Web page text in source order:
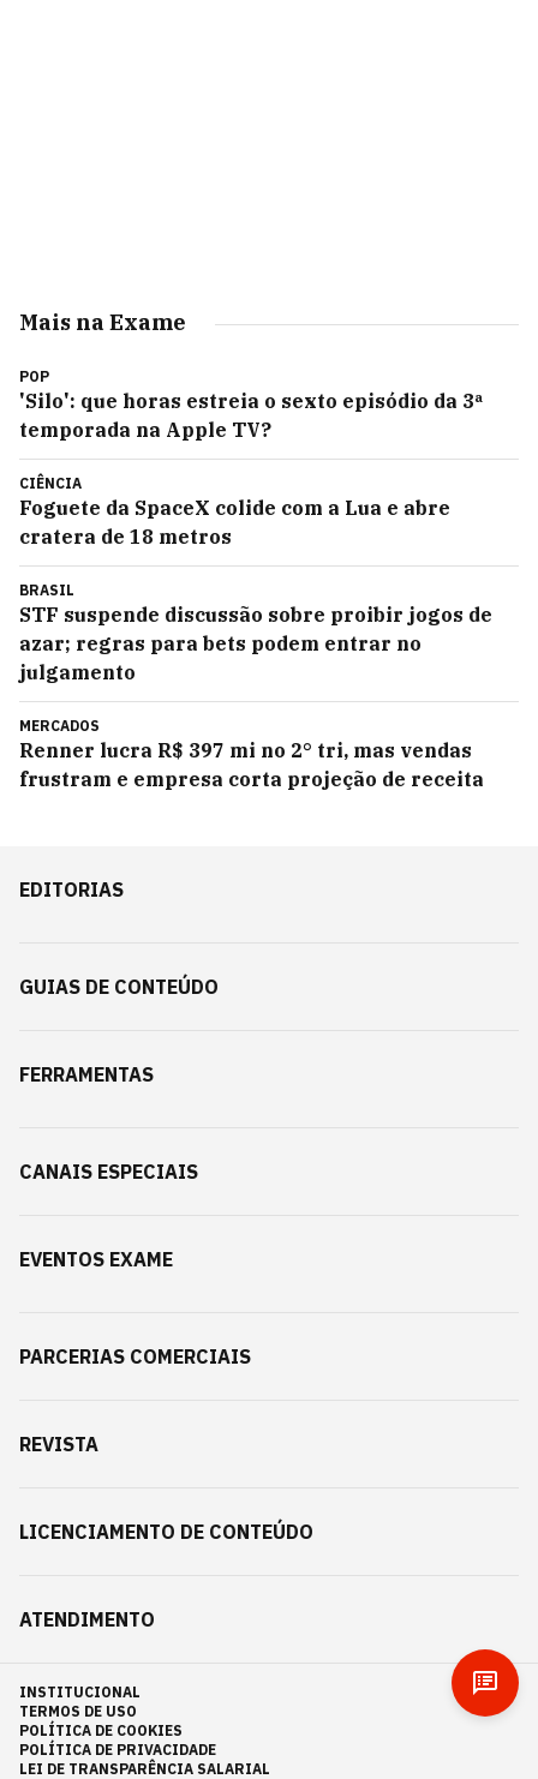
Mais na Exame
POP
'Silo': que horas estreia o sexto episódio da 3ª
temporada na Apple TV?
CIÊNCIA
Foguete da SpaceX colide com a Lua e abre
cratera de 18 metros
BRASIL
STF suspende discussão sobre proibir jogos de
azar; regras para bets podem entrar no
julgamento
MERCADOS
Renner lucra R$ 397 mi no 2° tri, mas vendas
frustram e empresa corta projeção de receita
EDITORIAS
GUIAS DE CONTEÚDO
FERRAMENTAS
CANAIS ESPECIAIS
EVENTOS EXAME
PARCERIAS COMERCIAIS
REVISTA
LICENCIAMENTO DE CONTEÚDO
ATENDIMENTO
INSTITUCIONAL
TERMOS DE USO
POLÍTICA DE COOKIES
POLÍTICA DE PRIVACIDADE
LEI DE TRANSPARÊNCIA SALARIAL